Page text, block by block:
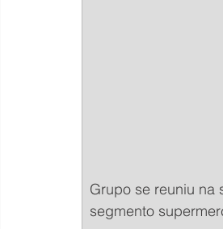
Grupo se reuniu na
segmento